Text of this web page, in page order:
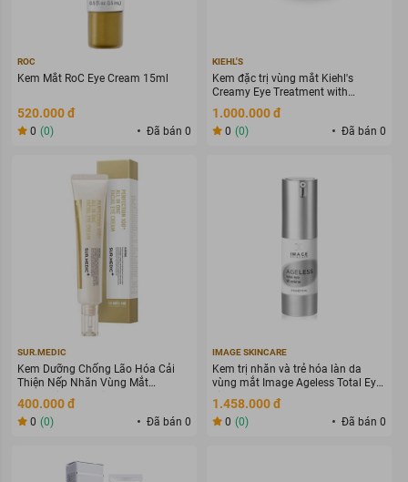
ROC
Kem Mắt RoC Eye Cream 15ml
520.000 đ
0 (0) Đã bán 0
KIEHL'S
Kem đặc trị vùng mắt Kiehl's
Creamy Eye Treatment with
Avocado
1.000.000 đ
0 (0) Đã bán 0
SUR.MEDIC
Kem Dưỡng Chống Lão Hóa Cải
Thiện Nếp Nhăn Vùng Mắt
Sur.Medic Perfection 100™ All In
One Facial Eye Cream 35ml
400.000 đ
0 (0) Đã bán 0
IMAGE SKINCARE
Kem trị nhăn và trẻ hóa làn da
vùng mắt Image Ageless Total Eye
Lift Creme
1.458.000 đ
0 (0) Đã bán 0